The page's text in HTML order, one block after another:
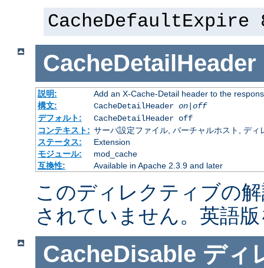
CacheDefaultExpire
CacheDetailHeader
説明:
Add an X-Cache-Detail header to the
構文:
CacheDetailHeader on|off
デフォルト:
CacheDetailHeader off
コンテキスト: サーバ設定ファイル, バーチャルホスト, ディ
ステータス:
Extension
モジュール:
mod_cache
互換性:
Available in Apache 2.3.9 and later
このディレクティブの
されていません。英語
CacheDisable ディ